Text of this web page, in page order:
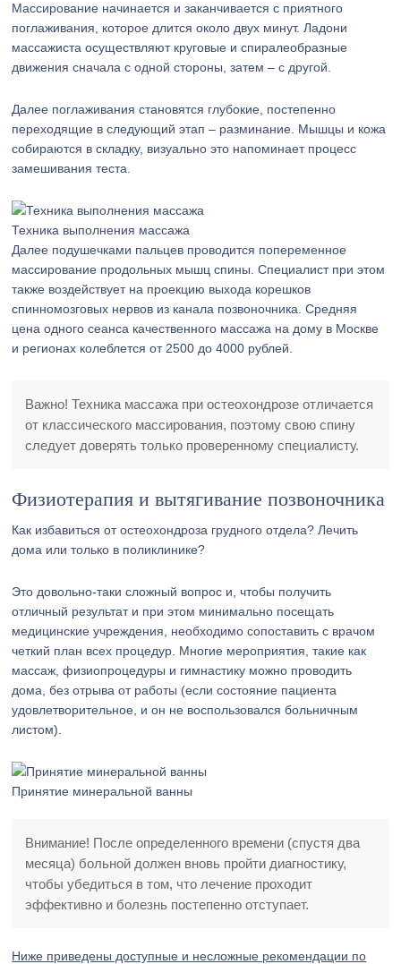
Массирование начинается и заканчивается с приятного
поглаживания, которое длится около двух минут. Ладони
массажиста осуществляют круговые и спиралеобразные
движения сначала с одной стороны, затем – с другой.
Далее поглаживания становятся глубокие, постепенно
переходящие в следующий этап – разминание. Мышцы и кожа
собираются в складку, визуально это напоминает процесс
замешивания теста.
Техника выполнения массажа
Далее подушечками пальцев проводится попеременное
массирование продольных мышц спины. Специалист при этом
также воздействует на проекцию выхода корешков
спинномозговых нервов из канала позвоночника. Средняя
цена одного сеанса качественного массажа на дому в Москве
и регионах колеблется от 2500 до 4000 рублей.
Важно! Техника массажа при остеохондрозе отличается
от классического массирования, поэтому свою спину
следует доверять только проверенному специалисту.
Физиотерапия и вытягивание позвоночника
Как избавиться от остеохондроза грудного отдела? Лечить
дома или только в поликлинике?
Это довольно-таки сложный вопрос и, чтобы получить
отличный результат и при этом минимально посещать
медицинские учреждения, необходимо сопоставить с врачом
четкий план всех процедур. Многие мероприятия, такие как
массаж, физиопроцедуры и гимнастику можно проводить
дома, без отрыва от работы (если состояние пациента
удовлетворительное, и он не воспользовался больничным
листом).
Принятие минеральной ванны
Внимание! После определенного времени (спустя два
месяца) больной должен вновь пройти диагностику,
чтобы убедиться в том, что лечение проходит
эффективно и болезнь постепенно отступает.
Ниже приведены доступные и несложные рекомендации по